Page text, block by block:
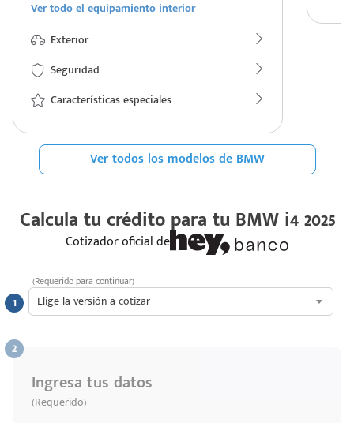
Ver todo el equipamiento interior
Exterior
Seguridad
Características especiales
Ver todos los modelos de BMW
Calcula tu crédito para tu BMW i4 2025
Cotizador oficial de
Elige la versión a cotizar
(Requerido para continuar)
Ingresa tus datos
(Requerido)